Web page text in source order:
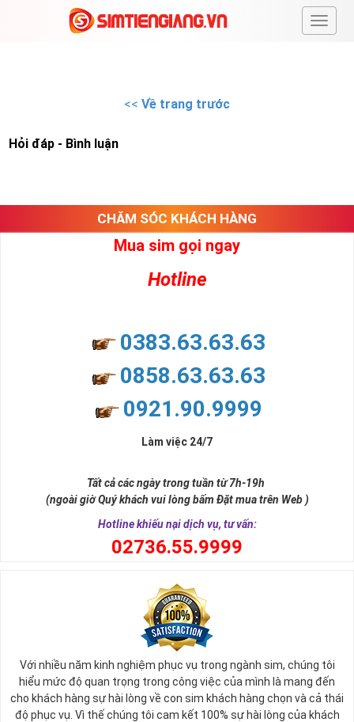
#
<< Về trang trước
Hỏi đáp - Bình luận
CHĂM SÓC KHÁCH HÀNG
Mua sim gọi ngay
Hotline
0383.63.63.63
0858.63.63.63
0921.90.9999
Làm việc 24/7
Tất cả các ngày trong tuần từ 7h-19h
(ngoài giờ Quý khách vui lòng bấm Đặt mua trên Web )
Hotline khiếu nại dịch vụ, tư vấn:
02736.55.9999
Với nhiều năm kinh nghiệm phục vụ trong ngành sim, chúng tôi
hiểu mức độ quan trọng trong công việc của mình là mang đến
cho khách hàng sự hài lòng về con sim khách hàng chọn và cả thái
độ phục vụ. Vì thế chúng tôi cam kết 100% sự hài lòng của khách